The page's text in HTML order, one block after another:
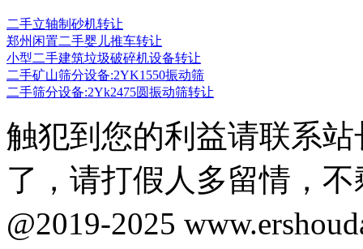
二手立轴制砂机转让
郑州闲置二手婴儿推车转让
小型二手建筑垃圾破碎机设备转让
二手矿山筛分设备:2YK1550振动筛
二手筛分设备:2Yk2475圆振动筛转让
触犯到您的利益请联系
了，请打假人多留情，
@2019-2025